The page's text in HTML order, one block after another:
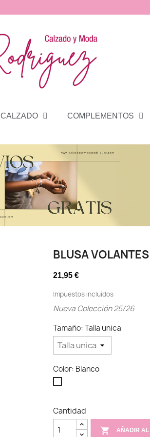
CALZADO COMPLEMENTOS
BLUSA
21,95 €
Impuestos incluidos
Nueva Colección 25/26
Tamaño: Talla unica
Color: Blanco
Cantidad
 AÑADIR